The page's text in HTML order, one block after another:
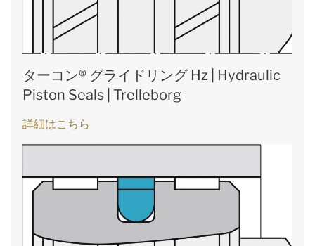
ターコン® グライドリング Hz | Hydraulic
Piston Seals | Trelleborg
詳細はこちら